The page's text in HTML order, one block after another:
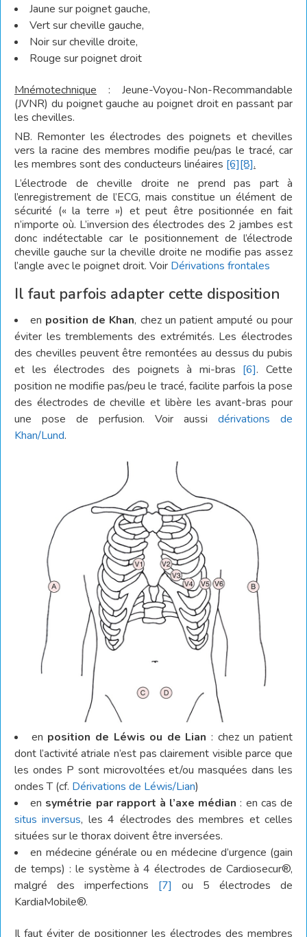
Jaune sur poignet gauche,
Vert sur cheville gauche,
Noir sur cheville droite,
Rouge sur poignet droit
Mnémotechnique : Jeune-Voyou-Non-Recommandable
(JVNR) du poignet gauche au poignet droit en passant par
les chevilles.
NB. Remonter les électrodes des poignets et chevilles
vers la racine des membres modifie peu/pas le tracé, car
les membres sont des conducteurs linéaires [6][8].
L’électrode de cheville droite ne prend pas part à
l’enregistrement de l’ECG, mais constitue un élément de
sécurité (« la terre ») et peut être positionnée en fait
n’importe où. L’inversion des électrodes des 2 jambes est
donc indétectable car le positionnement de l’électrode
cheville gauche sur la cheville droite ne modifie pas assez
l’angle avec le poignet droit. Voir Dérivations frontales
Il faut parfois adapter cette disposition
en position de Khan, chez un patient amputé ou pour
éviter les tremblements des extrémités. Les électrodes
des chevilles peuvent être remontées au dessus du pubis
et les électrodes des poignets à mi-bras [6]. Cette
position ne modifie pas/peu le tracé, facilite parfois la pose
des électrodes de cheville et libère les avant-bras pour
une pose de perfusion. Voir aussi dérivations de
Khan/Lund.
en position de Léwis ou de Lian : chez un patient
dont l’activité atriale n’est pas clairement visible parce que
les ondes P sont microvoltées et/ou masquées dans les
ondes T (cf. Dérivations de Léwis/Lian)
en symétrie par rapport à l’axe médian : en cas de
situs inversus, les 4 électrodes des membres et celles
situées sur le thorax doivent être inversées.
en médecine générale ou en médecine d’urgence (gain
de temps) : le système à 4 électrodes de Cardiosecur®,
malgré des imperfections [7] ou 5 électrodes de
KardiaMobile®.
Il faut éviter de positionner les électrodes des membres